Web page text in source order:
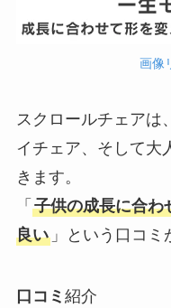
画像
スクロールチェアは
イチェア、そして大
きます。
「 子供の成長に合わ
良い」という口コミ
口コミ 紹介